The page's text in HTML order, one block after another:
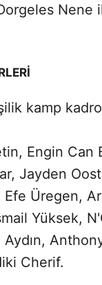
kamp
Engin
Jayden
Efe Üregen,
Yüksek,
Cherif.